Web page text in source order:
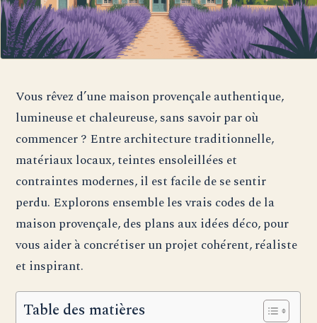
Vous rêvez d’une maison provençale authentique,
lumineuse et chaleureuse, sans savoir par où
commencer ? Entre architecture traditionnelle,
matériaux locaux, teintes ensoleillées et
contraintes modernes, il est facile de se sentir
perdu. Explorons ensemble les vrais codes de la
maison provençale, des plans aux idées déco, pour
vous aider à concrétiser un projet cohérent, réaliste
et inspirant.
Table des matières